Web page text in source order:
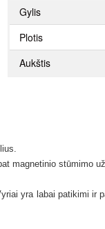
Gylis
Plotis
Aukštis
magnetinio stūmimo
yra labai patikimi ir